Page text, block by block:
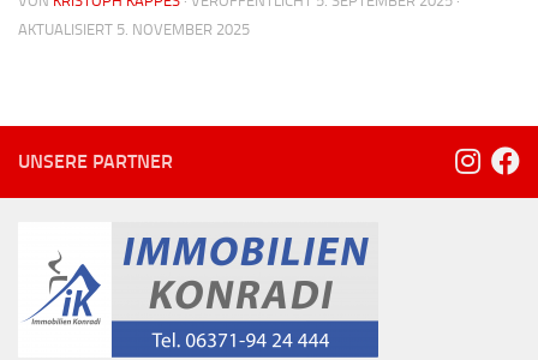
AKTUALISIERT 5. NOVEMBER 2025
UNSERE PARTNER